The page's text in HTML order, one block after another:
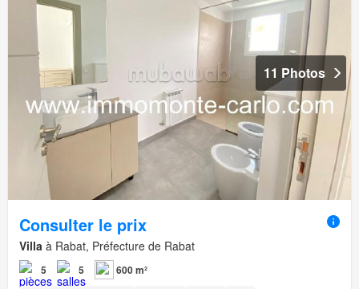
11 Photos
Consulter le prix
Villa à Rabat, Préfecture de Rabat
5 5 600 m²